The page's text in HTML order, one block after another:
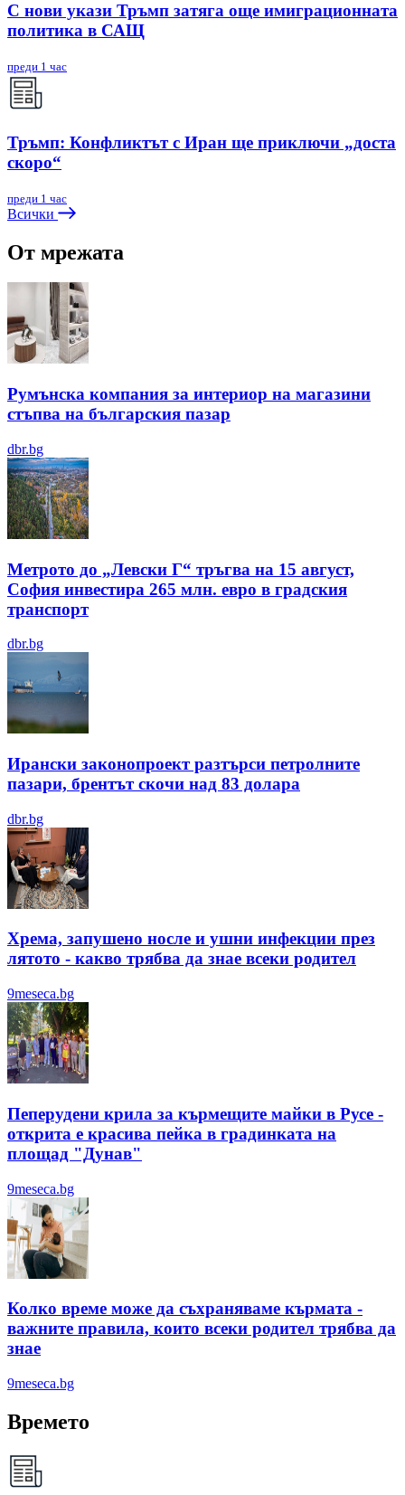
С нови укази Тръмп затяга още имиграционната
политика в САЩ
преди 1 час
Тръмп: Конфликтът с Иран ще приключи „доста
скоро“
преди 1 час
Всички
От мрежата
Румънска компания за интериор на магазини
стъпва на българския пазар
dbr.bg
Метрото до „Левски Г“ тръгва на 15 август,
София инвестира 265 млн. евро в градския
транспорт
dbr.bg
Ирански законопроект разтърси петролните
пазари, брентът скочи над 83 долара
dbr.bg
Хрема, запушено носле и ушни инфекции през
лятотo - какво трябва да знае всеки родител
9meseca.bg
Пеперудени крила за кърмещите майки в Русе -
открита е красива пейка в градинката на
площад "Дунав"
9meseca.bg
Колко време може да съхраняваме кърмата -
важните правила, които всеки родител трябва да
знае
9meseca.bg
Времето